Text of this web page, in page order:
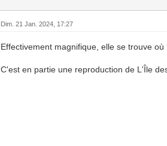
Dim. 21 Jan. 2024, 17:27
Effectivement magnifique, elle se trouve où
C'est en partie une reproduction de L'Île